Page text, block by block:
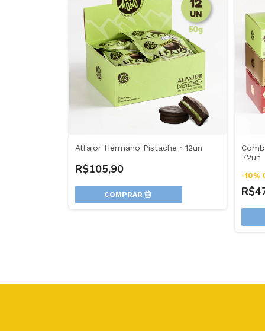
Alfajor Hermano Pistache · 12un
R$105,90
72un
-10%